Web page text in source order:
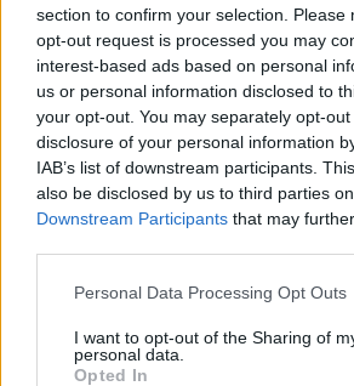
section to confirm your selection. Please
opt-out request is processed you may
interest-based ads based on personal
us or personal information disclosed to
your opt-out. You may separately opt-
disclosure of your personal information
IAB’s list of downstream participants.
also be disclosed by us to third parties
Downstream Participants that may
Personal Data Processing Opt Outs
I want to opt-out of the Sharing of
personal data.
Opted In
Ricotta-Bärlauch-Nockerl
Leicht
Bärlauch-Kartoffeln
Leicht
Bärlauchpesto im Thermomix
Leicht